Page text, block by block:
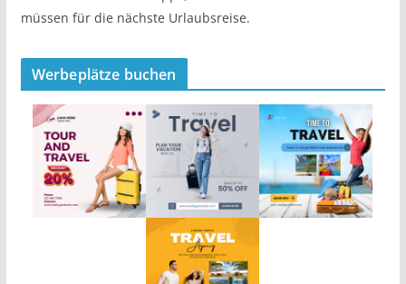
müssen für die nächste Urlaubsreise.
Werbeplätze buchen